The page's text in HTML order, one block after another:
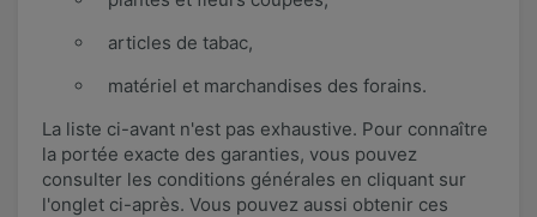
articles de tabac,
​matériel et marchandises des forains.​
La liste ci-avant n'est pas exhaustive. Pour connaître
la portée exacte des garanties, vous pouvez
consulter les conditions générales en cliquant sur
l'onglet ci-après. Vous pouvez aussi obtenir ces